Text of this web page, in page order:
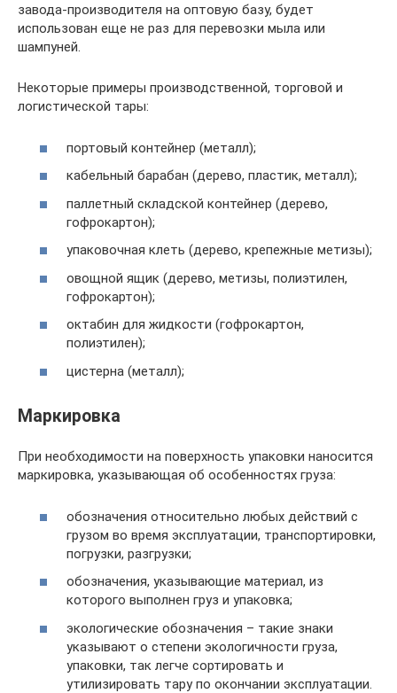
завода-производителя на оптовую базу, будет
использован еще не раз для перевозки мыла или
шампуней.
Некоторые примеры производственной, торговой и
логистической тары:
портовый контейнер (металл);
кабельный барабан (дерево, пластик, металл);
паллетный складской контейнер (дерево,
гофрокартон);
упаковочная клеть (дерево, крепежные метизы);
овощной ящик (дерево, метизы, полиэтилен,
гофрокартон);
октабин для жидкости (гофрокартон,
полиэтилен);
цистерна (металл);
Маркировка
При необходимости на поверхность упаковки наносится
маркировка, указывающая об особенностях груза:
обозначения относительно любых действий с
грузом во время эксплуатации, транспортировки,
погрузки, разгрузки;
обозначения, указывающие материал, из
которого выполнен груз и упаковка;
экологические обозначения – такие знаки
указывают о степени экологичности груза,
упаковки, так легче сортировать и
утилизировать тару по окончании эксплуатации.